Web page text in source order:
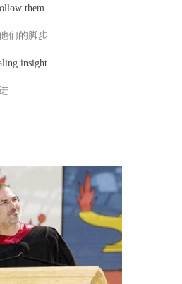
them.
们的脚步
insight